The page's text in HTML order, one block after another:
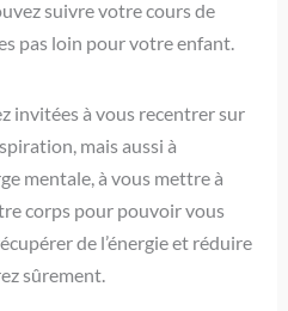
suivre votre cours de
pas loin pour votre enfant.
invitées à vous recentrer sur
mais aussi à
mentale, à vous mettre à
corps pour pouvoir vous
de l’énergie et réduire
sûrement.